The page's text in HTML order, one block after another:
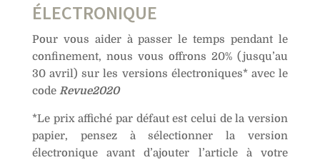
ÉLECTRONIQUE
Pour vous aider à passer le temps pendant le
confinement, nous vous offrons 20% (jusqu’au
30 avril) sur les versions électroniques* avec le
code Revue2020
*Le prix affiché par défaut est celui de la version
papier, pensez à sélectionner la version
électronique avant d’ajouter l’article à votre